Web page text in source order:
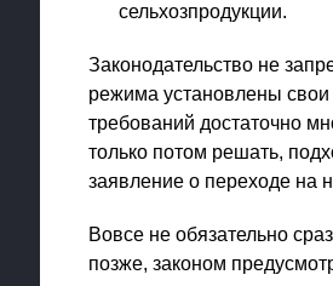
сельхозпродукции.
Законодательство не
режима установлены свои
требований достаточно
только потом решать,
заявление о переходе на
Вовсе не обязательно
позже, законом